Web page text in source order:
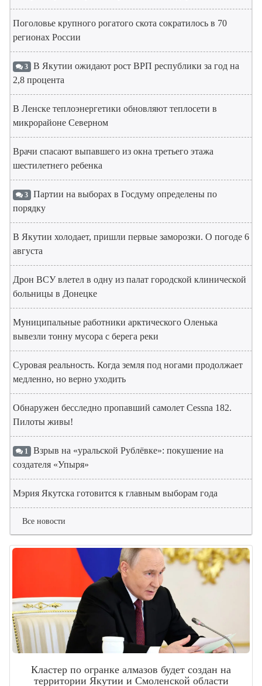
Поголовье крупного рогатого скота сократилось в 70
регионах России
3 В Якутии ожидают рост ВРП республики за год на
2,8 процента
В Ленске теплоэнергетики обновляют теплосети в
микрорайоне Северном
Врачи спасают выпавшего из окна третьего этажа
шестилетнего ребенка
3 Партии на выборах в Госдуму определены по
порядку
В Якутии холодает, пришли первые заморозки. О погоде 6
августа
Дрон ВСУ влетел в одну из палат городской клинической
больницы в Донецке
Муниципальные работники арктического Оленька
вывезли тонну мусора с берега реки
Суровая реальность. Когда земля под ногами продолжает
медленно, но верно уходить
Обнаружен бесследно пропавший самолет Cessna 182.
Пилоты живы!
1 Взрыв на «уральской Рублёвке»: покушение на
создателя «Упыря»
Мэрия Якутска готовится к главным выборам года
Все новости
Кластер по огранке алмазов будет создан на
территории Якутии и Смоленской области